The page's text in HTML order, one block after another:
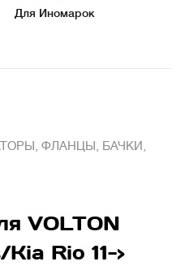
Для Иномарок
ФЛАНЦЫ, БАЧКИ,
VOLTON
Rio 11->